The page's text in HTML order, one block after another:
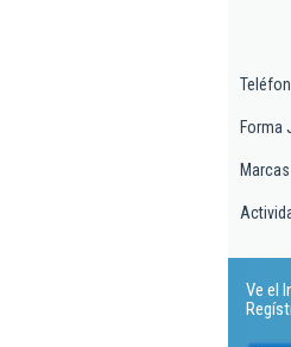
Forma
Marcas
Ve el